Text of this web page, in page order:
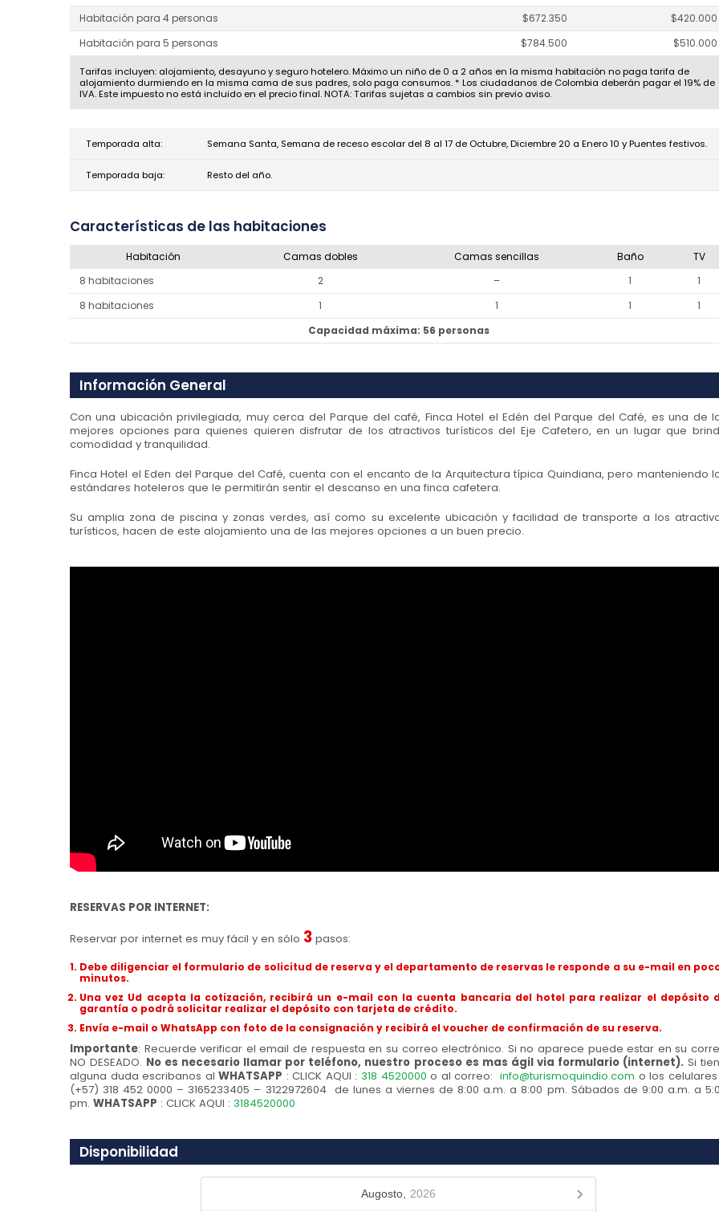
Habitación para 4 personas
$672.350
$420.000
Habitación para 5 personas
$784.500 $510.000
Tarifas incluyen: alojamiento, desayuno y seguro hotelero. Máximo un niño de 0 a 2 años en la misma habitación no paga tarifa de
alojamiento durmiendo en la misma cama de sus padres, solo paga consumos. * Los ciudadanos de Colombia deberán pagar el 19% de
IVA. Este impuesto no está incluido en el precio final. NOTA: Tarifas sujetas a cambios sin previo aviso.
Temporada alta: Semana Santa, Semana de receso escolar del 8 al 17 de Octubre, Diciembre 20 a Enero 10 y Puentes festivos.
Temporada baja: Resto del año.
Características de las habitaciones
Habitación Camas dobles Camas sencillas Baño
TV
8 habitaciones
2 – 1
1
8 habitaciones
1 1 1
1
Capacidad máxima: 56 personas
Información General
Con una ubicación privilegiada, muy cerca del Parque del café, Finca Hotel el Edén del Parque del Café, es una de
mejores opciones para quienes quieren disfrutar de los atractivos turísticos del Eje Cafetero, en un lugar que
comodidad y tranquilidad.
Finca Hotel el Eden del Parque del Café, cuenta con el encanto de la Arquitectura típica Quindiana, pero manteniendo
estándares hoteleros que le permitirán sentir el descanso en una finca cafetera.
Su amplia zona de piscina y zonas verdes, así como su excelente ubicación y facilidad de transporte a los
turísticos, hacen de este alojamiento una de las mejores opciones a un buen precio.
RESERVAS POR INTERNET:
Reservar por internet es muy fácil y en sólo 3 pasos:
Debe diligenciar el formulario de solicitud de reserva y el departamento de reservas le responde a su e-mail en
minutos.
Una vez Ud acepta la cotización, recibirá un e-mail con la cuenta bancaria del hotel para realizar el depósito
garantía o podrá solicitar realizar el depósito con tarjeta de crédito.
Envía e-mail o WhatsApp con foto de la consignación y recibirá el voucher de confirmación de su reserva.
Importante: Recuerde verificar el email de respuesta en su correo electrónico. Si no aparece puede estar en su
NO DESEADO. No es necesario llamar por teléfono, nuestro proceso es mas ágil via formulario (internet).Si
alguna duda escribanos alWHATSAPP : CLICK AQUI : 318 4520000 o al correo:info@turismoquindio.com o los
(+57) 318 452 0000 – 3165233405 – 3122972604 de lunes a viernes de 8:00 a.m. a 8:00 pm. Sábados de 9:00 a.m. a
pm. WHATSAPP : CLICK AQUI : 3184520000
Disponibilidad
Augosto, 2026